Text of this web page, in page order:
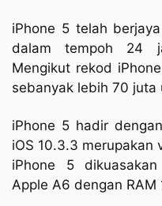
iPhone 5 telah
dalam tempoh 24
Mengikut rekod
sebanyak lebih 70 juta
iPhone 5 hadir
iOS 10.3.3 merupakan
iPhone 5
Apple A6 dengan RAM